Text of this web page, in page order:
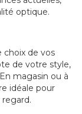
optique.
choix de vos
de votre style,
magasin ou à
idéale pour